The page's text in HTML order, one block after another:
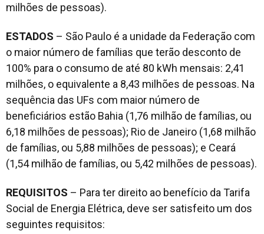
milhões de pessoas).
ESTADOS – São Paulo é a unidade da Federação com
o maior número de famílias que terão desconto de
100% para o consumo de até 80 kWh mensais: 2,41
milhões, o equivalente a 8,43 milhões de pessoas. Na
sequência das UFs com maior número de
beneficiários estão Bahia (1,76 milhão de famílias, ou
6,18 milhões de pessoas); Rio de Janeiro (1,68 milhão
de famílias, ou 5,88 milhões de pessoas); e Ceará
(1,54 milhão de famílias, ou 5,42 milhões de pessoas).
REQUISITOS – Para ter direito ao benefício da Tarifa
Social de Energia Elétrica, deve ser satisfeito um dos
seguintes requisitos: